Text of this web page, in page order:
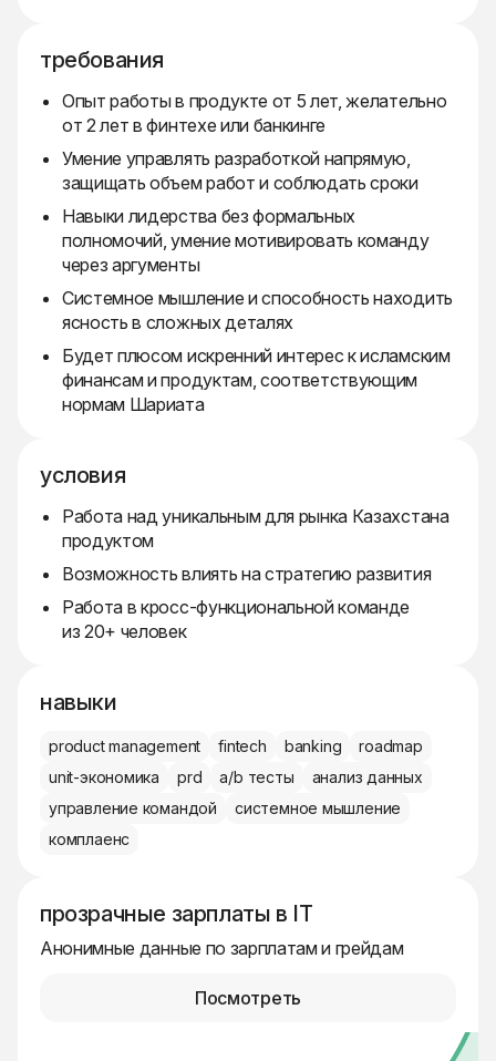
требования
Опыт работы в продукте от 5 лет, желательно
от 2 лет в финтехе или банкинге
Умение управлять разработкой напрямую,
защищать объем работ и соблюдать сроки
Навыки лидерства без формальных
полномочий, умение мотивировать команду
через аргументы
Системное мышление и способность находить
ясность в сложных деталях
Будет плюсом искренний интерес к исламским
финансам и продуктам, соответствующим
нормам Шариата
условия
Работа над уникальным для рынка Казахстана
продуктом
Возможность влиять на стратегию развития
Работа в кросс-функциональной команде
из 20+ человек
навыки
product management fintech banking
roadmap
unit-экономика
prd a/b тесты
анализ данных
управление командой
системное мышление
комплаенс
прозрачные зарплаты в IT
Анонимные данные по зарплатам и грейдам
Посмотреть